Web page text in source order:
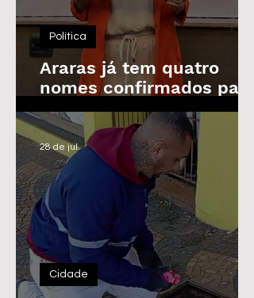
Araras já tem quatro
nomes confirmados para
as Eleições de 2026
Política
Cidade
28 de jul.